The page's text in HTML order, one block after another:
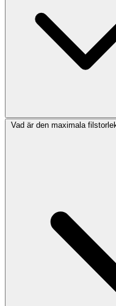
Vad är den maximala